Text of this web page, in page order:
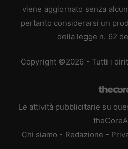
viene aggiornato senza
pertanto considerarsi un
della legge n. 62
Copyright ©2026 - Tutti i
Le attività pubblicitarie su
Chi siamo - Redazione -